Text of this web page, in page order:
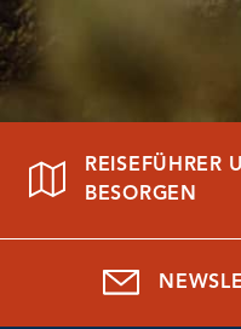
REISEFÜHRER
BESORGEN